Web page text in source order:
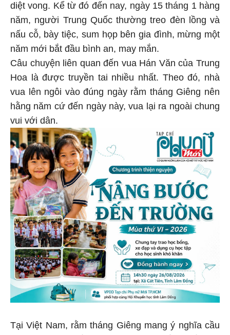
diệt vong. Kể từ đó đến nay, ngày 15 tháng 1 hàng
năm, người Trung Quốc thường treo đèn lồng và
nấu cỗ, bày tiệc, sum họp bên gia đình, mừng một
năm mới bắt đầu bình an, may mắn.
Câu chuyện liên quan đến vua Hán Văn của Trung
Hoa là được truyền tai nhiều nhất. Theo đó, nhà
vua lên ngôi vào đúng ngày rằm tháng Giêng nên
hằng năm cứ đến ngày này, vua lại ra ngoài chung
vui với dân.
Tại Việt Nam, rằm tháng Giêng mang ý nghĩa cầu